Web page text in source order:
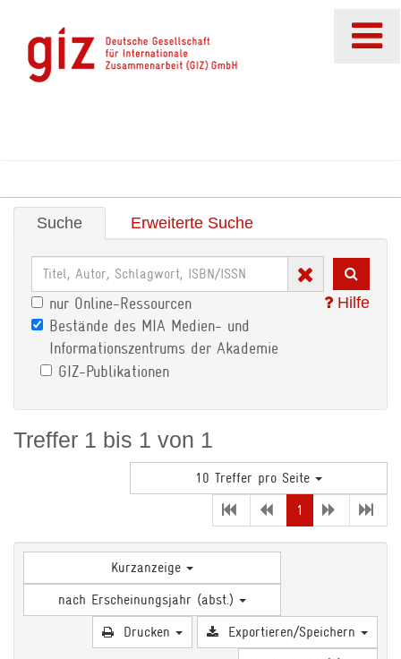
Suche Erweiterte Suche
Hilfe
nur Online-Ressourcen
Bestände des MIA Medien- und
Informationszentrums der Akademie
GIZ-Publikationen
Treffer 1 bis 1 von 1
10 Treffer pro Seite
1
(current)
Kurzanzeige
nach Erscheinungsjahr (abst.)
Drucken
Exportieren/Speichern